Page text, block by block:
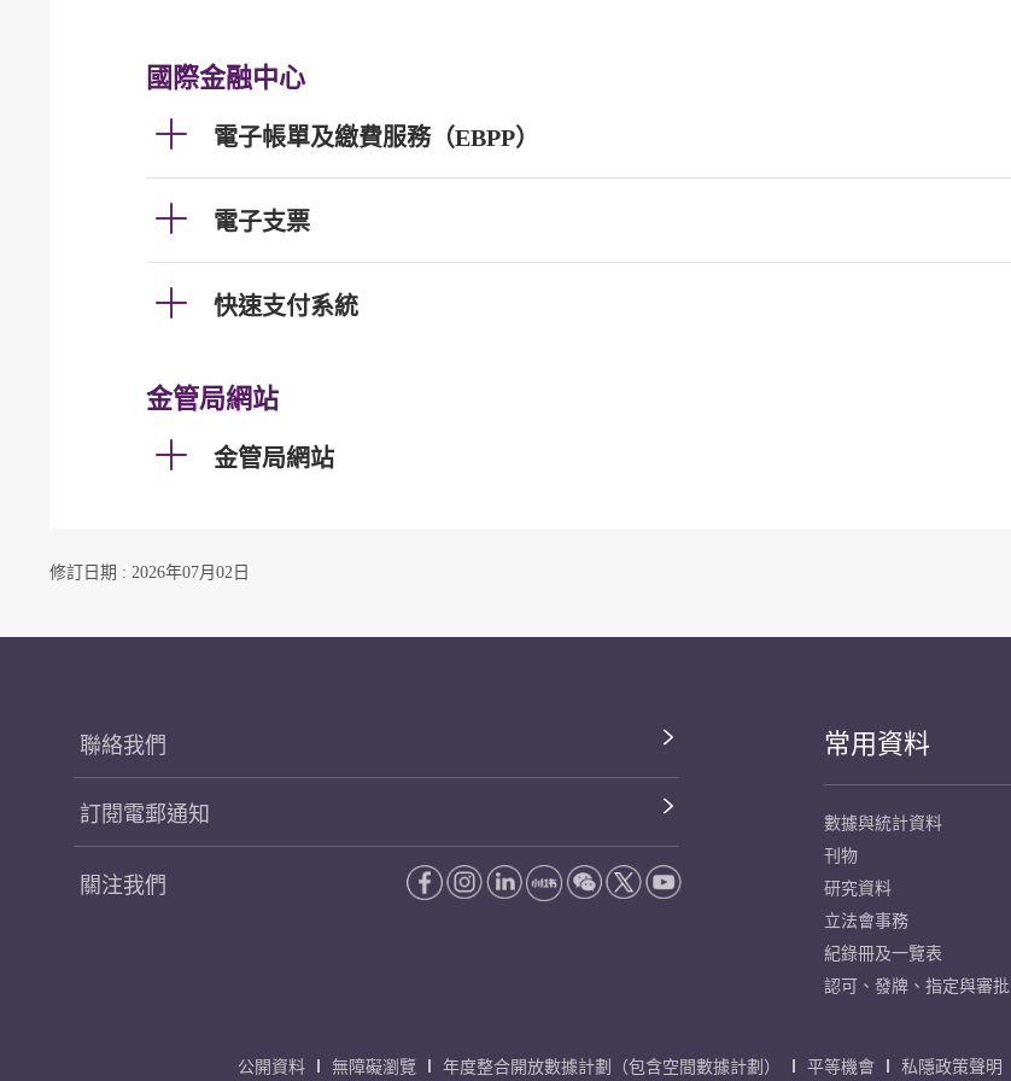
國際金融中心
電子帳單及繳費服務（EBPP）
電子支票
快速支付系統
金管局網站
金管局網站
修訂日期 : 2026年07月02日
聯絡我們
訂閱電郵通知
關注我們
常用資料
數據與統計資料
刊物
研究資料
立法會事務
紀錄冊及一覽表
認可、發牌、指定與審批
公開資料 無障礙瀏覽 年度整合開放數據計劃（包含空間數據計劃） 平等機會 私隱政策聲明